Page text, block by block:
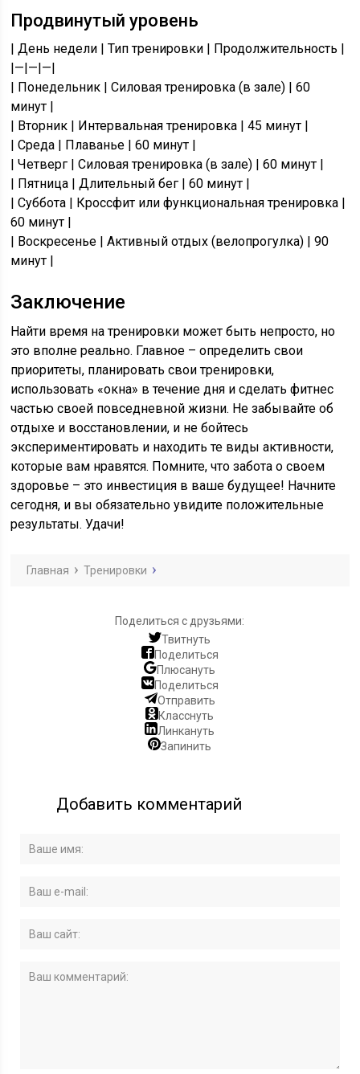
Продвинутый уровень
| День недели | Тип тренировки | Продолжительность |
|—|—|—|
| Понедельник | Силовая тренировка (в зале) | 60
минут |
| Вторник | Интервальная тренировка | 45 минут |
| Среда | Плаванье | 60 минут |
| Четверг | Силовая тренировка (в зале) | 60 минут |
| Пятница | Длительный бег | 60 минут |
| Суббота | Кроссфит или функциональная тренировка |
60 минут |
| Воскресенье | Активный отдых (велопрогулка) | 90
минут |
Заключение
Найти время на тренировки может быть непросто, но
это вполне реально. Главное – определить свои
приоритеты, планировать свои тренировки,
использовать «окна» в течение дня и сделать фитнес
частью своей повседневной жизни. Не забывайте об
отдыхе и восстановлении, и не бойтесь
экспериментировать и находить те виды активности,
которые вам нравятся. Помните, что забота о своем
здоровье – это инвестиция в ваше будущее! Начните
сегодня, и вы обязательно увидите положительные
результаты. Удачи!
Главная Тренировки
Поделиться с друзьями:
Твитнуть
Поделиться
Плюсануть
Поделиться
Отправить
Класснуть
Линкануть
Запинить
Добавить комментарий